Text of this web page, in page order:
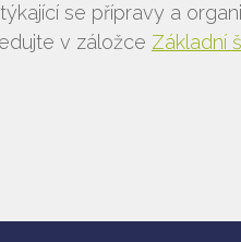
se přípravy a
v záložce Základní